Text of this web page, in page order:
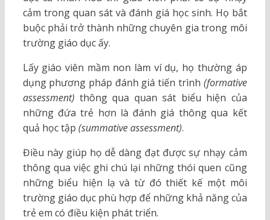
cảm trong quan sát và đánh giá học sinh. Họ bắt
buộc phải trở thành những chuyên gia trong môi
trường giáo dục ấy.
Lấy giáo viên mầm non làm ví dụ, họ thường áp
dụng phương pháp đánh giá tiến trình (formative
assessment) thông qua quan sát biểu hiện của
những đứa trẻ hơn là đánh giá thông qua kết
quả học tập (summative assessment).
Điều này giúp họ dễ dàng đạt được sự nhạy cảm
thông qua việc ghi chú lại những thói quen cũng
những biểu hiện lạ và từ đó thiết kế một môi
trường giáo dục phù hợp để những khả năng của
trẻ em có điều kiện phát triển.